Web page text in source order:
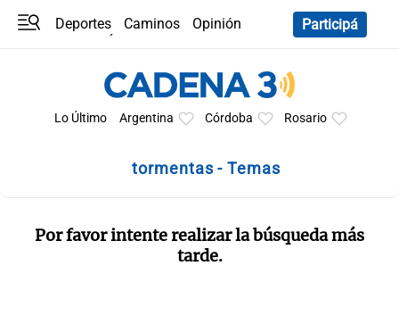
Deportes Caminos
Opinión
Participá
Lo Último Argentina Córdoba Rosario
tormentas - Temas
Por favor intente realizar la búsqueda más
tarde.